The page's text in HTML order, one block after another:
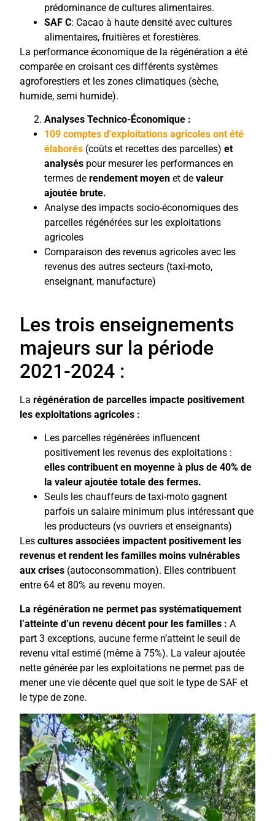
prédominance de cultures alimentaires.
SAF C: Cacao à haute densité avec cultures
alimentaires, fruitières et forestières.
La performance économique de la régénération a été
comparée en croisant ces différents systèmes
agroforestiers et les zones climatiques (sèche,
humide, semi humide).
Analyses Technico-Économique :
109 comptes d’exploitations agricoles ont été
élaborés (coûts et recettes des parcelles)et
analysés pour mesurer les performances en
termes derendement moyenet devaleur
ajoutée brute.
Analyse des impacts socio-économiques des
parcelles régénérées sur les exploitations
agricoles
Comparaison des revenus agricoles avec les
revenus des autres secteurs (taxi-moto,
enseignant, manufacture)
Les trois enseignements
majeurs sur la période
2021-2024 :
Larégénération de parcelles impacte positivement
les exploitations agricoles :
Les parcelles régénérées influencent
positivement les revenus des exploitations :
elles contribuent en moyenne à plus de 40% de
la valeur ajoutée totale des fermes.
Seuls les chauffeurs de taxi-moto gagnent
parfois un salaire minimum plus intéressant que
les producteurs (vs ouvriers et enseignants)
Lescultures associées impactent positivement les
revenus et rendent les familles moins vulnérables
aux crises (autoconsommation). Elles contribuent
entre 64 et 80% au revenu moyen.
La régénération ne permet pas systématiquement
l’atteinte d’un revenu décent pour les familles :A
part 3 exceptions, aucune ferme n’atteint le seuil de
revenu vital estimé (même à 75%). La valeur ajoutée
nette générée par les exploitations ne permet pas de
mener une vie décente quel que soit le type de SAF et
le type de zone.